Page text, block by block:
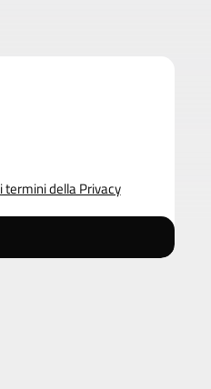
i termini della Privacy